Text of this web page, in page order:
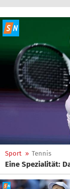
Sport » Tennis
Eine Spezialität: